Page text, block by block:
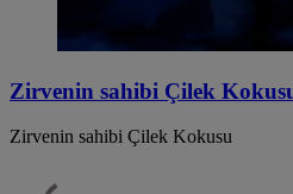
Zirvenin sahibi Çilek
Zirvenin sahibi Çilek Kokusu